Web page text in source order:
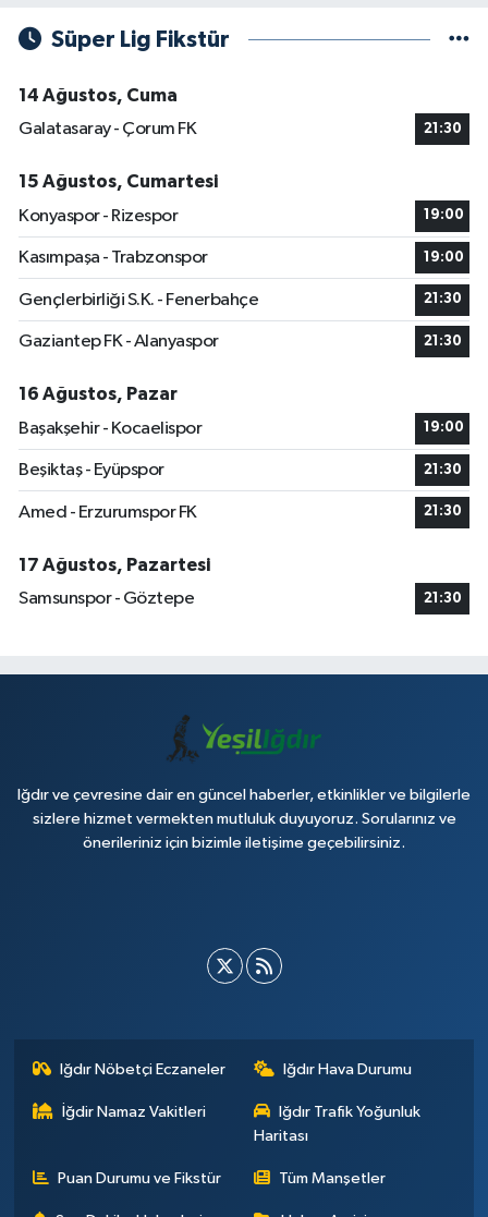
Süper Lig Fikstür
14 Ağustos, Cuma
Galatasaray - Çorum FK
21:30
15 Ağustos, Cumartesi
Konyaspor - Rizespor
19:00
Kasımpaşa - Trabzonspor 19:00
Gençlerbirliği S.K. - Fenerbahçe 21:30
Gaziantep FK - Alanyaspor 21:30
16 Ağustos, Pazar
Başakşehir - Kocaelispor
19:00
Beşiktaş - Eyüpspor 21:30
Amed - Erzurumspor FK 21:30
17 Ağustos, Pazartesi
Samsunspor - Göztepe
21:30
Iğdır ve çevresine dair en güncel haberler, etkinlikler ve bilgilerle
sizlere hizmet vermekten mutluluk duyuyoruz. Sorularınız ve
önerileriniz için bizimle iletişime geçebilirsiniz.
Iğdır Nöbetçi Eczaneler Iğdır Hava Durumu
İğdir Namaz Vakitleri
Iğdır Trafik Yoğunluk
Haritası
Puan Durumu ve Fikstür Tüm Manşetler